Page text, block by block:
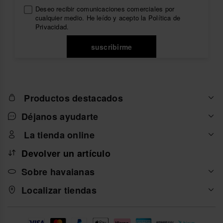
dondequiera que te lleve el día. Encuentra tu par
favorito en nuestra sección desandalias de mujer
Deseo recibir comunicaciones comerciales por
cualquier medio. He leído y acepto la Política de
Privacidad.
suscribirme
Productos destacados
Déjanos ayudarte
La tienda online
Devolver un artículo
Sobre havaianas
Localizar tiendas